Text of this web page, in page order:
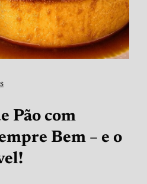
Pão com
Bem – e o